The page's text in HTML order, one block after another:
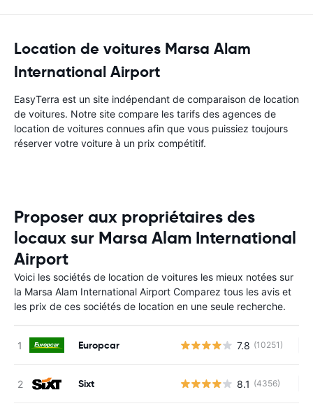
Location de voitures Marsa Alam
International Airport
EasyTerra est un site indépendant de comparaison de location
de voitures. Notre site compare les tarifs des agences de
location de voitures connues afin que vous puissiez toujours
réserver votre voiture à un prix compétitif.
Proposer aux propriétaires des
locaux sur Marsa Alam International
Airport
Voici les sociétés de location de voitures les mieux notées sur
la Marsa Alam International Airport Comparez tous les avis et
les prix de ces sociétés de location en une seule recherche.
Europcar 7.8 (10251)
Sixt 8.1 (4356)